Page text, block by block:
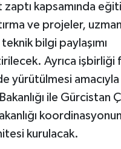
kapsamında
ve projeler,
bilgi paylaşımı
Ayrıca işbirliği
yürütülmesi amacıyla
ile Gürcistan
kurulacak.